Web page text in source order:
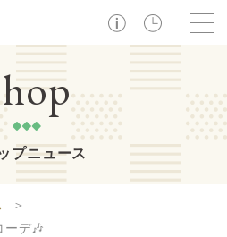
ラン・カフェ ショップニュース
施設案内
floor
プニュース
＞
ーデ🎶